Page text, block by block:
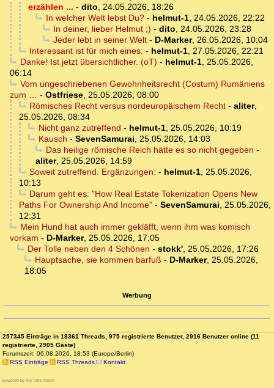
erzählen ... - dito, 24.05.2026, 18:26
In welcher Welt lebst Du?- helmut-1, 24.05.2026, 22:22
In deiner, lieber Helmut ;) - dito, 24.05.2026, 23:28
Jeder lebt in seiner Welt- D-Marker, 26.05.2026, 10:04
Interessant ist für mich eines: - helmut-1, 27.05.2026, 22:21
Danke! Ist jetzt übersichtlicher. (oT) - helmut-1, 25.05.2026,
06:14
Vom ungeschriebenen Gewohnheitsrecht (Costum) Rumäniens
zum … - Ostfriese, 25.05.2026, 08:00
Römisches Recht versus nordeuropäischem Recht- aliter,
25.05.2026, 08:34
Nicht ganz zutreffend - helmut-1, 25.05.2026, 10:19
Kausch - SevenSamurai, 25.05.2026, 14:03
Das heilige römische Reich hätte es so nicht gegeben -
aliter, 25.05.2026, 14:59
Soweit zutreffend. Ergänzungen: - helmut-1, 25.05.2026,
10:13
Darum geht es: "How Real Estate Tokenization Opens New
Paths For Ownership And Income" - SevenSamurai, 25.05.2026,
12:31
Mein Hund hat auch immer gekläfft, wenn ihm was komisch
vorkam - D-Marker, 25.05.2026, 17:05
Der Tolle neben den 4 Schönen - stokk', 25.05.2026, 17:26
Hauptsache, sie kommen barfuß - D-Marker, 25.05.2026,
18:05
Werbung
257345 Einträge in 18361 Threads, 975 registrierte Benutzer, 2916 Benutzer online (11
registrierte, 2905 Gäste)
Forumszeit: 06.08.2026, 18:53 (Europe/Berlin)
RSS Einträge
RSS Threads Kontakt
powered by my little forum